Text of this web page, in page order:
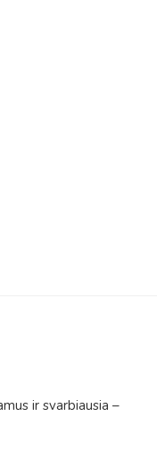
ir svarbiausia –